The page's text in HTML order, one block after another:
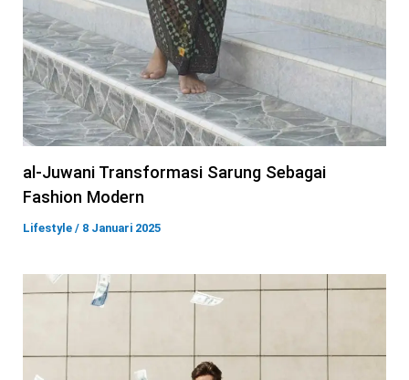
al-Juwani Transformasi Sarung Sebagai
Fashion Modern
Lifestyle / 8 Januari 2025